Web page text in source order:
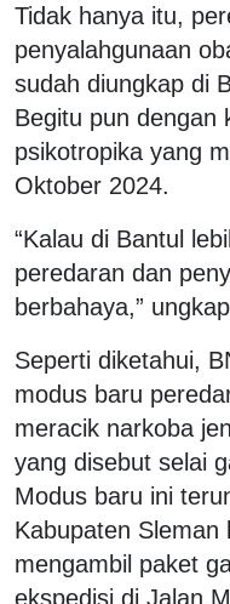
Tidak hanya itu,
penyalahgunaan
sudah diungkap di
Begitu pun dengan
psikotropika yang
Oktober 2024.
“Kalau di Bantul
peredaran dan
berbahaya,”
Seperti diketahui,
modus baru
meracik narkoba
yang disebut selai
Modus baru ini
Kabupaten Sleman
mengambil paket
ekspedisi di Jalan